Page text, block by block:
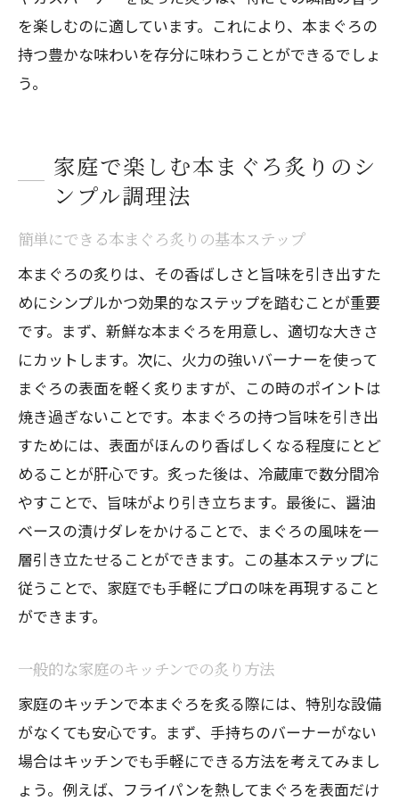
を楽しむのに適しています。これにより、本まぐろの
持つ豊かな味わいを存分に味わうことができるでしょ
う。
家庭で楽しむ本まぐろ炙りのシ
ンプル調理法
簡単にできる本まぐろ炙りの基本ステップ
本まぐろの炙りは、その香ばしさと旨味を引き出すた
めにシンプルかつ効果的なステップを踏むことが重要
です。まず、新鮮な本まぐろを用意し、適切な大きさ
にカットします。次に、火力の強いバーナーを使って
まぐろの表面を軽く炙りますが、この時のポイントは
焼き過ぎないことです。本まぐろの持つ旨味を引き出
すためには、表面がほんのり香ばしくなる程度にとど
めることが肝心です。炙った後は、冷蔵庫で数分間冷
やすことで、旨味がより引き立ちます。最後に、醤油
ベースの漬けダレをかけることで、まぐろの風味を一
層引き立たせることができます。この基本ステップに
従うことで、家庭でも手軽にプロの味を再現すること
ができます。
一般的な家庭のキッチンでの炙り方法
家庭のキッチンで本まぐろを炙る際には、特別な設備
がなくても安心です。まず、手持ちのバーナーがない
場合はキッチンでも手軽にできる方法を考えてみまし
ょう。例えば、フライパンを熱してまぐろを表面だけ